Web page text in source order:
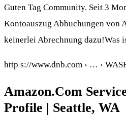
Guten Tag Community. Seit 3
Kontoauszug Abbuchungen von
keinerlei Abrechnung dazu!Was
http s://www.dnb.com › … ›
Amazon.Com
Profile | Seattle, WA